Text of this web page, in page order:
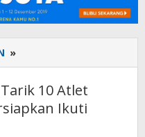
»
Kediri
Berhasil
Tarik
10
10 Atlet
Ikuti